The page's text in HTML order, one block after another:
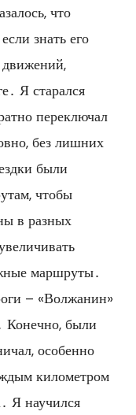
что
знать его
движений,
Я старался
переключал
без лишних
были
чтобы
в разных
маршруты․
– «Волжанин»
Конечно, были
особенно
километром
Я научился